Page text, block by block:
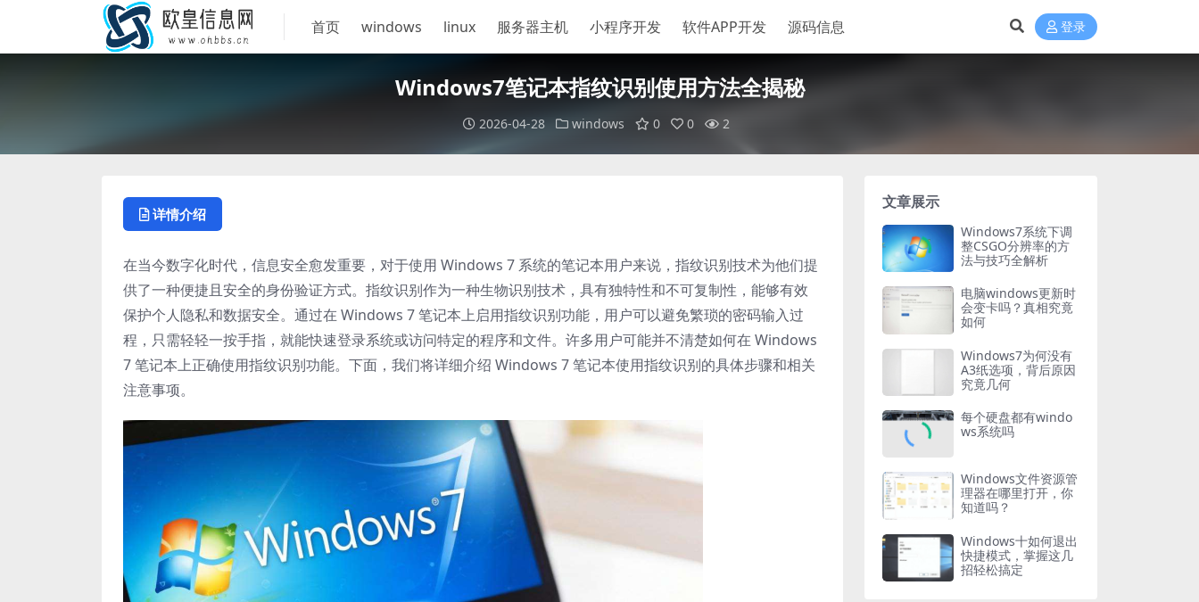
首页 windows linux 服务器主机 小程序开发 软件APP开发 源码信息 登录
Windows7笔记本指纹识别使用方法全揭秘
2026-04-28 windows 0 0 2
详情介绍
在当今数字化时代，信息安全愈发重要，对于使用 Windows 7 系统的笔记本用户来说，指纹识别技术为他们提
供了一种便捷且安全的身份验证方式。指纹识别作为一种生物识别技术，具有独特性和不可复制性，能够有效
保护个人隐私和数据安全。通过在 Windows 7 笔记本上启用指纹识别功能，用户可以避免繁琐的密码输入过
程，只需轻轻一按手指，就能快速登录系统或访问特定的程序和文件。许多用户可能并不清楚如何在 Windows
7 笔记本上正确使用指纹识别功能。下面，我们将详细介绍 Windows 7 笔记本使用指纹识别的具体步骤和相关
注意事项。
文章展示
Windows7系统下调
整CSGO分辨率的方
法与技巧全解析
电脑windows更新时
会变卡吗？真相究竟
如何
Windows7为何没有
A3纸选项，背后原因
究竟几何
每个硬盘都有windo
ws系统吗
Windows文件资源管
理器在哪里打开，你
知道吗？
Windows十如何退出
快捷模式，掌握这几
招轻松搞定